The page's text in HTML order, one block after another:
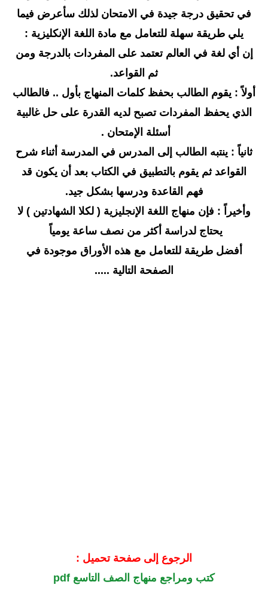
في تحقيق درجة جيدة في الامتحان لذلك سأعرض فيما
يلي طريقة سهلة للتعامل مع مادة اللغة الإنكليزية :
إن أي لغة في العالم تعتمد على المفردات بالدرجة ومن
ثم القواعد.
أولاً : يقوم الطالب بحفظ كلمات المنهاج بأول .. فالطالب
الذي يحفظ المفردات تصبح لديه القدرة على حل غالبية
أسئلة الإمتحان .
ثانياً : ينتبه الطالب إلى المدرس في المدرسة أثناء شرح
القواعد ثم يقوم بالتطبيق في الكتاب بعد أن يكون قد
فهم القاعدة ودرسها بشكل جيد.
وأخيراً : فإن منهاج اللغة الإنجليزية ( لكلا الشهادتين ) لا
يحتاج لدراسة أكثر من نصف ساعة يومياً
أفضل طريقة للتعامل مع هذه الأوراق موجودة في
الصفحة التالية .....
الرجوع إلى صفحة تحميل :
كتب ومراجع منهاج الصف التاسع pdf